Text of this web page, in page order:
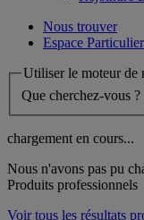
Nous trouver
Espace
Utiliser le moteur de
Que cherchez-vous ?
chargement en cours...
Nous n'avons pas pu
Produits professionnels
Voir tous les résultats